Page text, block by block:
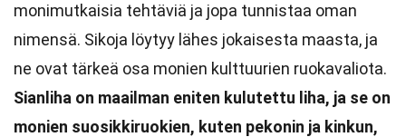
monimutkaisia tehtäviä ja jopa tunnistaa oman
nimensä. Sikoja löytyy lähes jokaisesta maasta, ja
ne ovat tärkeä osa monien kulttuurien ruokavaliota.
Sianliha on maailman eniten kulutettu liha, ja se on
monien suosikkiruokien, kuten pekonin ja kinkun,